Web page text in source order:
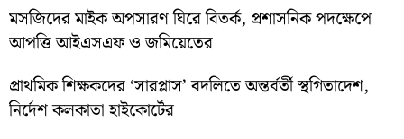
মসজিদের মাইক অপসারণ ঘিরে বিতর্ক, প্রশাসনিক পদক্ষেপে
আপত্তি আইএসএফ ও জমিয়েতের
প্রাথমিক শিক্ষকদের ‘সারপ্লাস’ বদলিতে অন্তর্বর্তী স্থগিতাদেশ,
নির্দেশ কলকাতা হাইকোর্টের